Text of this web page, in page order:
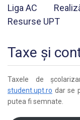
Liga AC
Resurse UPT
Taxe și
Taxele de
student.upt.ro dar se
putea fi semnate.